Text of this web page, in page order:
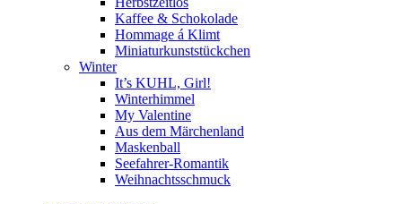
Kaffee & Schokolade
Hommage á Klimt
Miniaturkunststückchen
Winter
It’s KUHL, Girl!
Winterhimmel
My Valentine
Aus dem Märchenland
Maskenball
Seefahrer-Romantik
Weihnachtsschmuck